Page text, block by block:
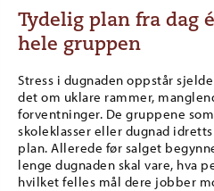
Tydelig plan fra dag
hele gruppen
Stress i dugnaden oppstår
det om uklare rammer,
forventninger. De gruppene
skoleklasser eller dugnad
plan. Allerede før salget
lenge dugnaden skal vare, hva
hvilket felles mål dere jobber